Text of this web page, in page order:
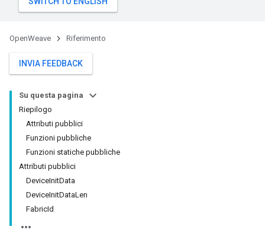
OpenWeave Riferimento
INVIA FEEDBACK
Su questa pagina
Riepilogo
Attributi pubblici
Funzioni pubbliche
Funzioni statiche pubbliche
Attributi pubblici
DeviceInitData
DeviceInitDataLen
FabricId